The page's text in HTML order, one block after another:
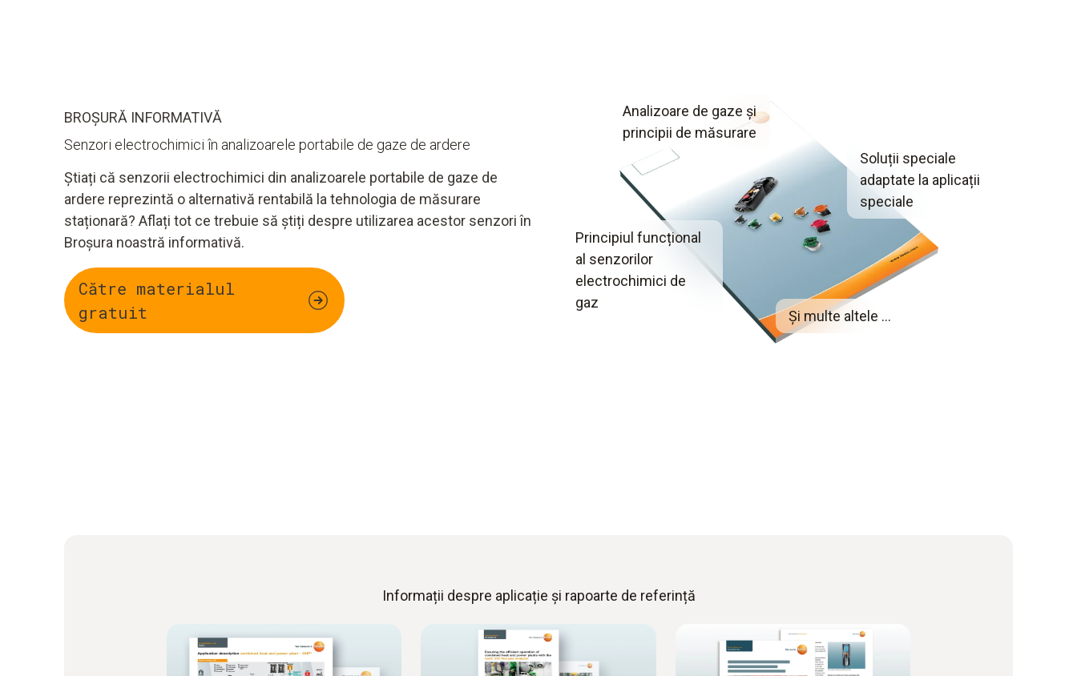
BROȘURĂ INFORMATIVĂ
Senzori electrochimici în analizoarele portabile de gaze de ardere
Știați că senzorii electrochimici din analizoarele portabile de gaze de
ardere reprezintă o alternativă rentabilă la tehnologia de măsurare
staționară? Aflați tot ce trebuie să știți despre utilizarea acestor senzori în
Broșura noastră informativă.
Către materialul
gratuit
Analizoare de gaze și
principii de măsurare
Principiul funcțional
al senzorilor
electrochimici de
gaz
Soluții speciale
adaptate la aplicații
speciale
Și multe altele ...
Informații despre aplicație și rapoarte de referință